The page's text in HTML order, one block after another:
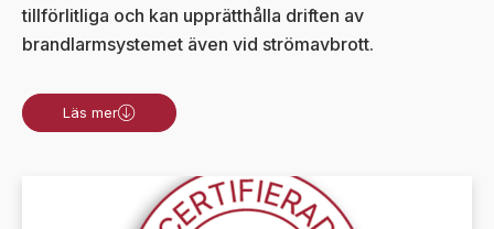
support
Offertförfrågan
Larmklockor
MED-
Larmsystem
Ex-
Tillbehör
tillförlitliga och kan upprätthålla driften av
brandlarmsystemet även vid strömavbrott.
Läs mer